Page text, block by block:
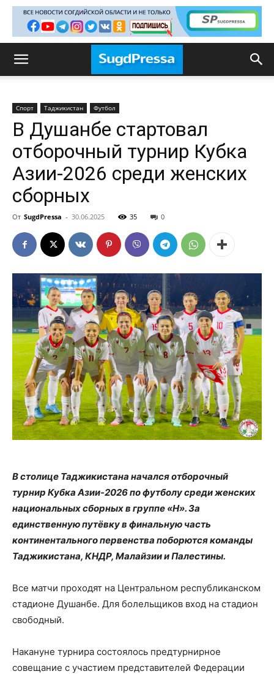
Спорт Таджикистан Футбол
В Душанбе стартовал
отборочный турнир Кубка
Азии-2026 среди женских
сборных
От SugdPressa - 30.06.2025 35 0
В столице Таджикистана начался отборочный
турнир Кубка Азии-2026 по футболу среди женских
национальных сборных в группе «H». За
единственную путёвку в финальную часть
континентального первенства поборются команды
Таджикистана, КНДР, Малайзии и Палестины.
Все матчи проходят на Центральном республиканском
стадионе Душанбе. Для болельщиков вход на стадион
свободный.
Накануне турнира состоялось предтурнирное
совещание с участием представителей Федерации